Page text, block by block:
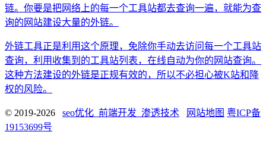
链。你要是把网络上的每一个工具站都去查询一遍，就能为查
询的网站建设大量的外链。
外链工具正是利用这个原理，免除你手动去访问每一个工具站
查询，利用收集到的工具站列表，在线自动为你的网站查询。
这种方法建设的外链是正规有效的，所以不必担心被K站和降
权的风险。
© 2019-2026 seo优化_前端开发_渗透技术 网站地图 粤ICP备
19153699号